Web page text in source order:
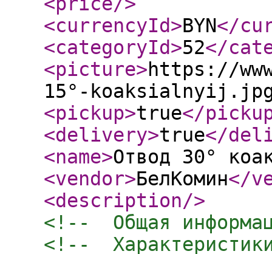
<currencyId>BYN</
<categoryId>52</
<picture>https://
15°-
<pickup>true</
<delivery>true</
<name>Отвод 30°
<vendor>БелКомин</
<description/>
<!--  Общая
<!--